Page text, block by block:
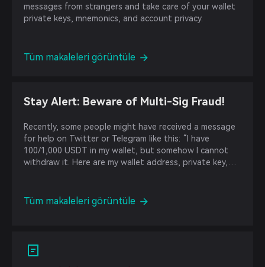
messages from strangers and take care of your wallet
private keys, mnemonics, and account privacy.
Tüm makaleleri görüntüle
Stay Alert: Beware of Multi-Sig Fraud!
Recently, some people might have received a message
for help on Twitter or Telegram like this: “I have
100/1,000 USDT in my wallet, but somehow I cannot
withdraw it. Here are my wallet address, private key,
Tüm makaleleri görüntüle